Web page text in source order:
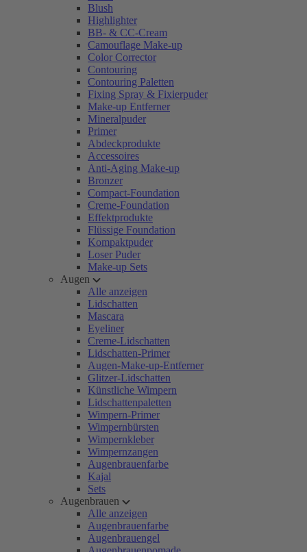
Blush
Highlighter
BB- & CC-Cream
Camouflage Make-up
Color Corrector
Contouring
Contouring Paletten
Fixing Spray & Fixierpuder
Make-up Entferner
Mineralpuder
Primer
Abdeckprodukte
Accessoires
Anti-Aging Make-up
Bronzer
Compact-Foundation
Creme-Foundation
Effektprodukte
Flüssige Foundation
Kompaktpuder
Loser Puder
Make-up Sets
Augen
Alle anzeigen
Lidschatten
Mascara
Eyeliner
Creme-Lidschatten
Lidschatten-Primer
Augen-Make-up-Entferner
Glitzer-Lidschatten
Künstliche Wimpern
Lidschattenpaletten
Wimpern-Primer
Wimpernbürsten
Wimpernkleber
Wimpernzangen
Augenbrauenfarbe
Kajal
Sets
Augenbrauen
Alle anzeigen
Augenbrauenfarbe
Augenbrauengel